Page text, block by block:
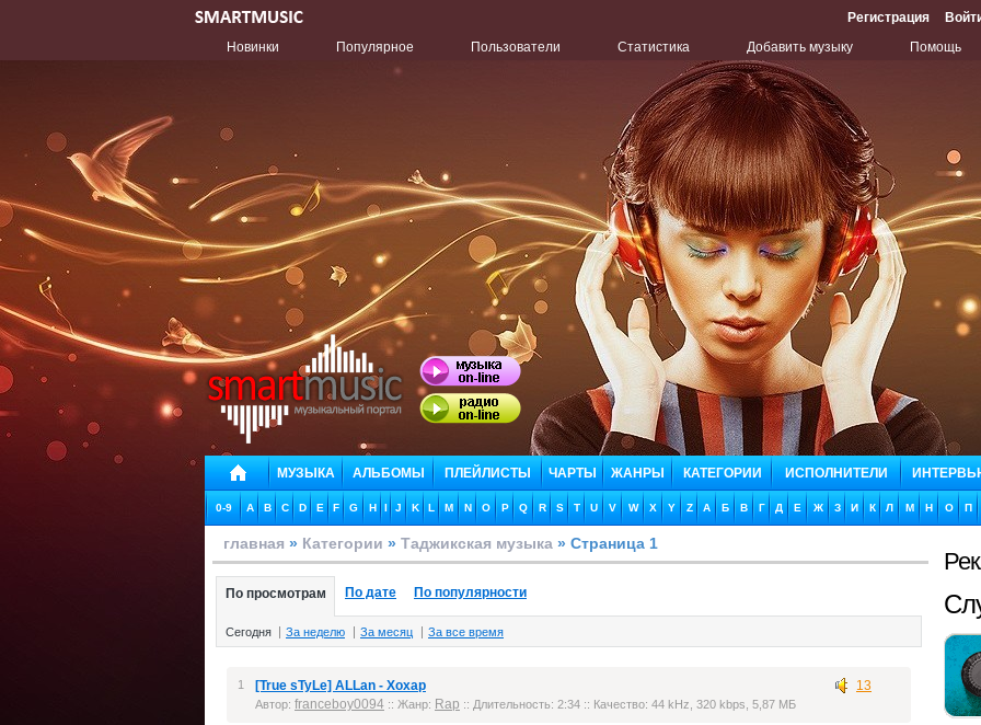
Регистрация
Новинки
Популярное Пользователи Статистика Добавить музыку Помощь
МУЗЫКА АЛЬБОМЫ ПЛЕЙЛИСТЫ ЧАРТЫ ЖАНРЫ КАТЕГОРИИ ИСПОЛНИТЕЛИ
0-9 A B C D E F G H I J K L M N O P Q R S T U V W X Y Z А Б В Г Д Е Ж З И К Л М Н О П
главная » Категории » Таджикская музыка » Страница 1
По просмотрам По дате По популярности
Сегодня За неделю За месяц За все время
13
1 [True sTyLe] ALLan - Хохар
Автор: franceboy0094 :: Жанр: Rap :: Длительность: 2:34 :: Качество: 44 kHz, 320 kbps, 5,87 МБ